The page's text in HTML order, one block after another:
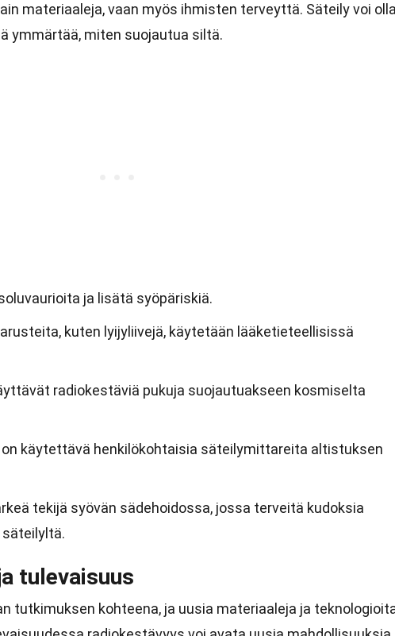
materiaaleja, vaan myös ihmisten terveyttä. Säteily voi
ymmärtää, miten suojautua siltä.
ja lisätä syöpäriskiä.
kuten lyijyliivejä, käytetään lääketieteellisissä
radiokestäviä pukuja suojautuakseen kosmiselta
käytettävä henkilökohtaisia säteilymittareita altistuksen
tekijä syövän sädehoidossa, jossa terveitä kudoksia
tulevaisuus
tutkimuksen kohteena, ja uusia materiaaleja ja